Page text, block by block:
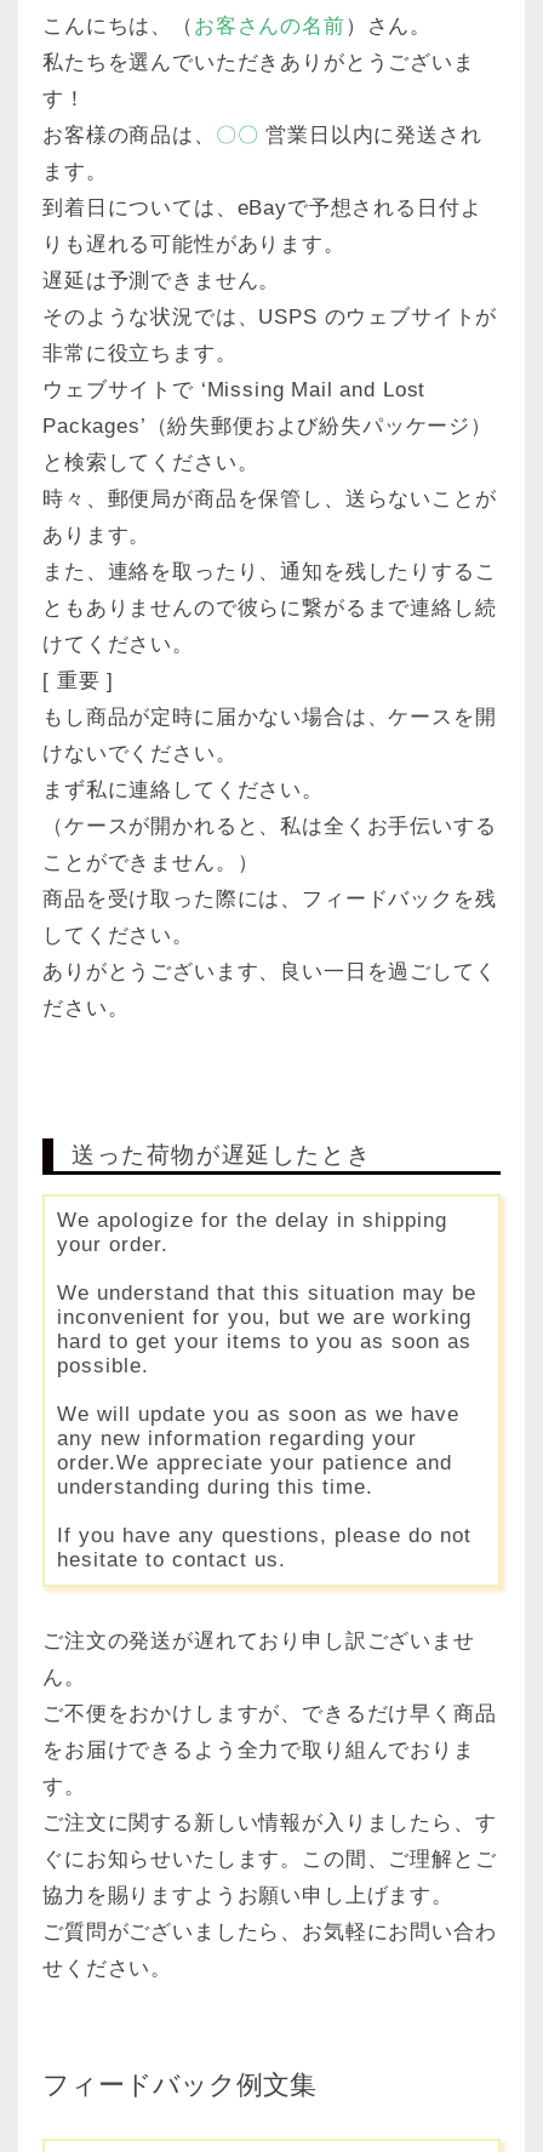
こんにちは、（ お客さんの名前）さん。
私たちを選んでいただきありがとうございま
す！
お客様の商品は、 〇〇 営業日以内に発送され
ます。
到着日については、eBayで予想される日付よ
りも遅れる可能性があります。
遅延は予測できません。
そのような状況では、USPS のウェブサイトが
非常に役立ちます。
ウェブサイトで ‘Missing Mail and Lost
Packages’（紛失郵便および紛失パッケージ）
と検索してください。
時々、郵便局が商品を保管し、送らないことが
あります。
また、連絡を取ったり、通知を残したりするこ
ともありませんので彼らに繋がるまで連絡し続
けてください。
[ 重要 ]
もし商品が定時に届かない場合は、ケースを開
けないでください。
まず私に連絡してください。
（ケースが開かれると、私は全くお手伝いする
ことができません。）
商品を受け取った際には、フィードバックを残
してください。
ありがとうございます、良い一日を過ごしてく
ださい。
送った荷物が遅延したとき
We apologize for the delay in shipping
your order.
We understand that this situation may be
inconvenient for you, but we are working
hard to get your items to you as soon as
possible.
We will update you as soon as we have
any new information regarding your
order.We appreciate your patience and
understanding during this time.
If you have any questions, please do not
hesitate to contact us.
ご注文の発送が遅れており申し訳ございませ
ん。
ご不便をおかけしますが、できるだけ早く商品
をお届けできるよう全力で取り組んでおりま
す。
ご注文に関する新しい情報が入りましたら、す
ぐにお知らせいたします。この間、ご理解とご
協力を賜りますようお願い申し上げます。
ご質問がございましたら、お気軽にお問い合わ
せください。
フィードバック例文集